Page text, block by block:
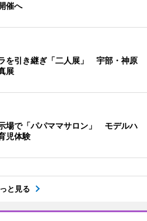
催へ
を引き継ぎ「二人展」 宇部・神原
展
場で「パパママサロン」 モデルハ
児体験
と見る